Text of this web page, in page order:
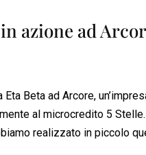
azione ad
Beta ad Arcore,
al microcredito 5
realizzato in piccolo